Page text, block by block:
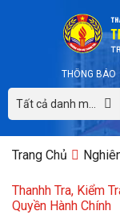
THÔNG BÁO
Tất cả danh mục
Trang Chủ
Thanhh Tra, Kiểm
Quyền Hành Chính